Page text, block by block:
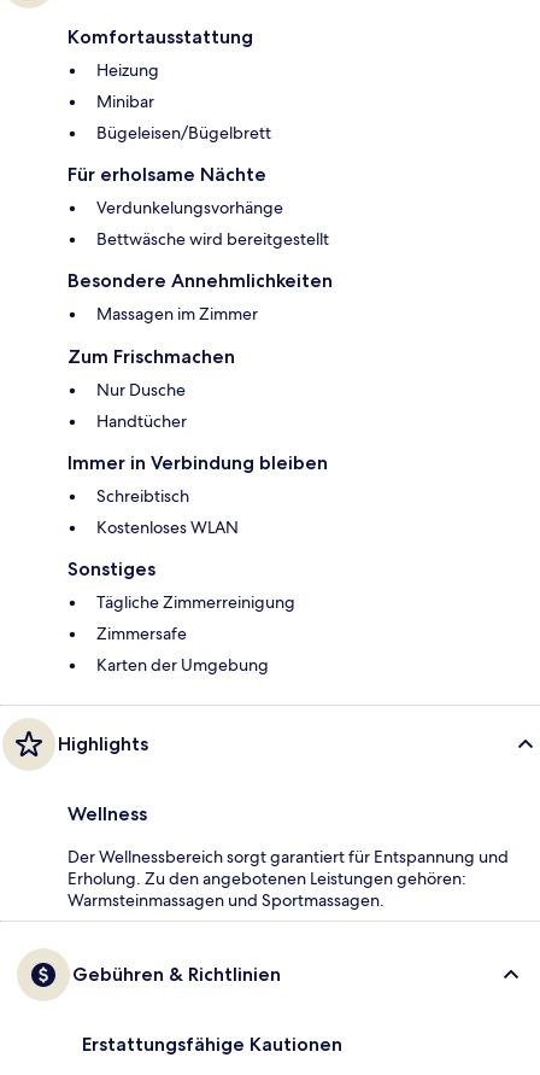
Komfortausstattung
Heizung
Minibar
Bügeleisen/Bügelbrett
Für erholsame Nächte
Verdunkelungsvorhänge
Bettwäsche wird bereitgestellt
Besondere Annehmlichkeiten
Massagen im Zimmer
Zum Frischmachen
Nur Dusche
Handtücher
Immer in Verbindung bleiben
Schreibtisch
Kostenloses WLAN
Sonstiges
Tägliche Zimmerreinigung
Zimmersafe
Karten der Umgebung
Highlights
Wellness
Der Wellnessbereich sorgt garantiert für Entspannung und
Erholung. Zu den angebotenen Leistungen gehören:
Warmsteinmassagen und Sportmassagen.
Gebühren & Richtlinien
Erstattungsfähige Kautionen